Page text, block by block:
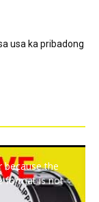
usa ka pribadong
because the
format is not